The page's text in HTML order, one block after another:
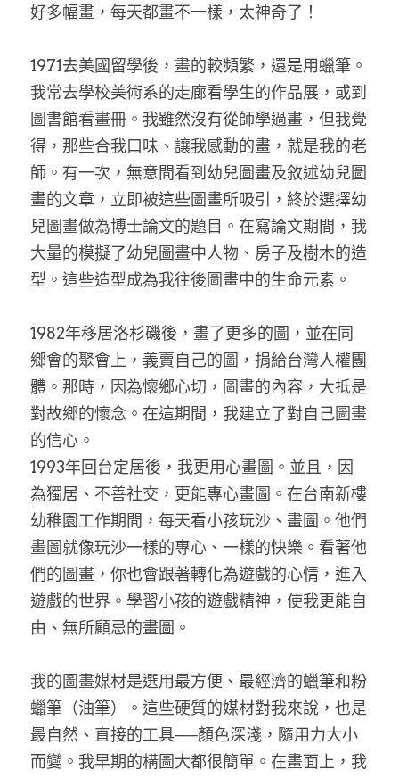
好多幅畫，每天都畫不一樣，太神奇了！
1971去美國留學後，畫的較頻繁，還是用蠟筆。
我常去學校美術系的走廊看學生的作品展，或到
圖書館看畫冊。我雖然沒有從師學過畫，但我覺
得，那些合我口味、讓我感動的畫，就是我的老
師。有一次，無意間看到幼兒圖畫及敘述幼兒圖
畫的文章，立即被這些圖畫所吸引，終於選擇幼
兒圖畫做為博士論文的題目。在寫論文期間，我
大量的模擬了幼兒圖畫中人物、房子及樹木的造
型。這些造型成為我往後圖畫中的生命元素。
1982年移居洛杉磯後，畫了更多的圖，並在同
鄉會的聚會上，義賣自己的圖，捐給台灣人權團
體。那時，因為懷鄉心切，圖畫的內容，大抵是
對故鄉的懷念。在這期間，我建立了對自己圖畫
的信心。
1993年回台定居後，我更用心畫圖。並且，因
為獨居、不善社交，更能專心畫圖。在台南新樓
幼稚園工作期間，每天看小孩玩沙、畫圖。他們
畫圖就像玩沙一樣的專心、一樣的快樂。看著他
們的圖畫，你也會跟著轉化為遊戲的心情，進入
遊戲的世界。學習小孩的遊戲精神，使我更能自
由、無所顧忌的畫圖。
我的圖畫媒材是選用最方便、最經濟的蠟筆和粉
蠟筆（油筆）。這些硬質的媒材對我來說，也是
最自然、直接的工具──顏色深淺，隨用力大小
而變。我早期的構圖大都很簡單。在畫面上，我